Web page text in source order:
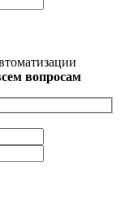
вопросам